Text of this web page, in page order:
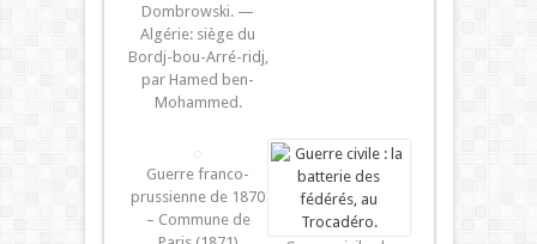
Dombrowski. —
Algérie: siège du
Bordj-bou-Arré-ridj,
par Hamed ben-
Mohammed.
Guerre franco-
prussienne de 1870
– Commune de